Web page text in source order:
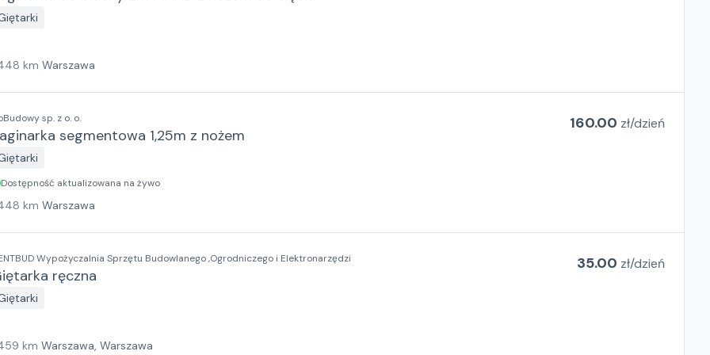
km Warszawa
sp. z o. o.
segmentowa 1,25m z nożem
160.00 zł/dzień
Dostępność aktualizowana na żywo
km Warszawa
Wypożyczalnia Sprzętu Budowlanego ,Ogrodniczego i Elektronarzędzi
ręczna
35.00 zł/dzień
km Warszawa, Warszawa